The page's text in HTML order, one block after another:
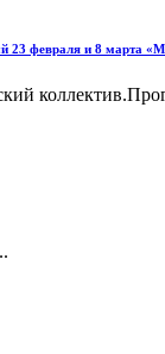
23 февраля и 8 марта